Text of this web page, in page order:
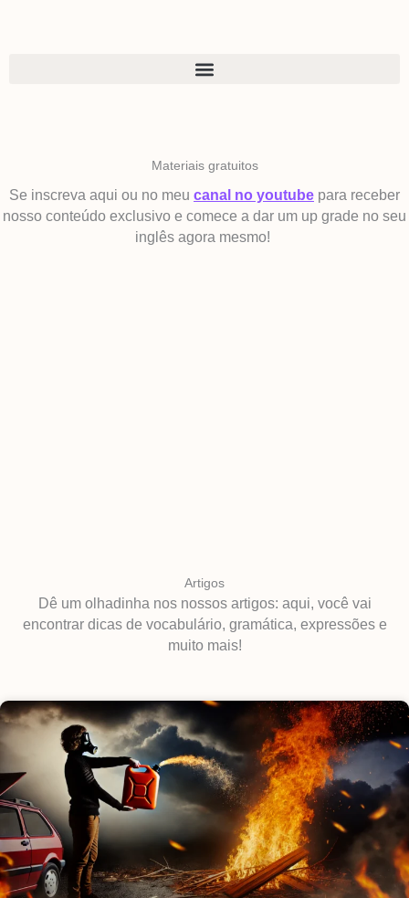
Materiais gratuitos
Se inscreva aqui ou no meu canal no youtube para receber
nosso conteúdo exclusivo e comece a dar um up grade no seu
inglês agora mesmo!
Artigos
Dê um olhadinha nos nossos artigos: aqui, você vai
encontrar dicas de vocabulário, gramática, expressões e
muito mais!